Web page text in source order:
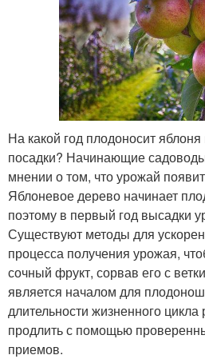
На какой год плодоносит
посадки? Начинающие
мнении о том, что урожай
Яблоневое дерево начинает
поэтому в первый год высадки
Существуют методы для
процесса получения урожая,
сочный фрукт, сорвав его с
является началом для
длительности жизненного
продлить с помощью
приемов.